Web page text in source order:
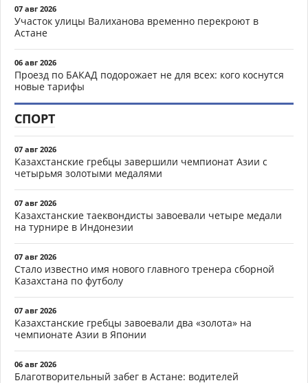
07 авг 2026
Участок улицы Валиханова временно перекроют в
Астане
06 авг 2026
Проезд по БАКАД подорожает не для всех: кого коснутся
новые тарифы
СПОРТ
07 авг 2026
Казахстанские гребцы завершили чемпионат Азии с
четырьмя золотыми медалями
07 авг 2026
Казахстанские таеквондисты завоевали четыре медали
на турнире в Индонезии
07 авг 2026
Стало известно имя нового главного тренера сборной
Казахстана по футболу
07 авг 2026
Казахстанские гребцы завоевали два «золота» на
чемпионате Азии в Японии
06 авг 2026
Благотворительный забег в Астане: водителей